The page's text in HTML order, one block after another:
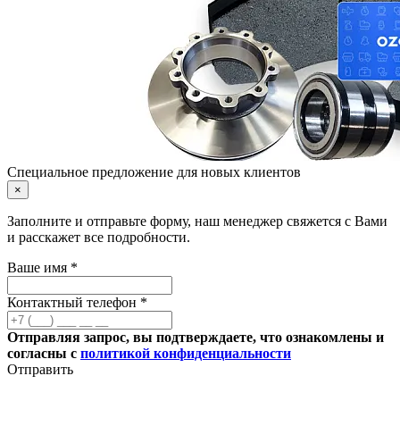
Специальное предложение для новых клиентов
×
Заполните и отправьте форму, наш менеджер свяжется с Вами
и расскажет все подробности.
Ваше имя *
Контактный телефон *
Отправляя запрос, вы подтверждаете, что ознакомлены и
согласны с политикой конфиденциальности
Отправить